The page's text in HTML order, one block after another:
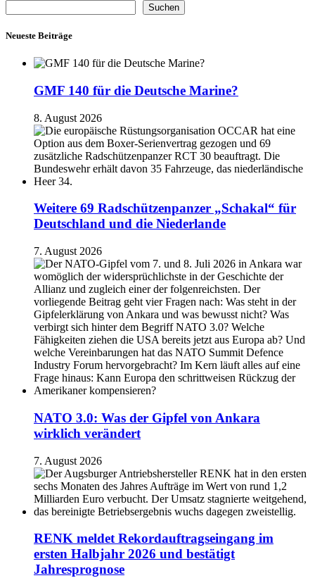
Suchen
Neueste Beiträge
GMF 140 für die Deutsche Marine?
8. August 2026
Weitere 69 Radschützenpanzer „Schakal“ für
Deutschland und die Niederlande
7. August 2026
NATO 3.0: Was der Gipfel von Ankara
wirklich verändert
7. August 2026
RENK meldet Rekordauftragseingang im
ersten Halbjahr 2026 und bestätigt
Jahresprognose